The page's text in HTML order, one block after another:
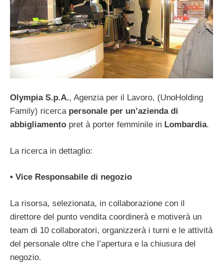
Olympia S.p.A., Agenzia per il Lavoro, (UnoHolding
Family) ricerca personale per un’azienda di
abbigliamento pret à porter femminile in Lombardia.
La ricerca in dettaglio:
• Vice Responsabile di negozio
La risorsa, selezionata, in collaborazione con il
direttore del punto vendita coordinerà e motiverà un
team di 10 collaboratori, organizzerà i turni e le attività
del personale oltre che l’apertura e la chiusura del
negozio.